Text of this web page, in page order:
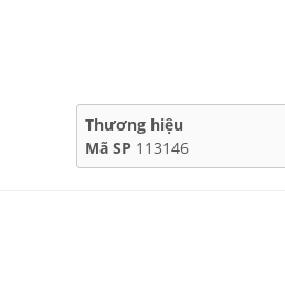
Thương hiệu
Mã SP 113146